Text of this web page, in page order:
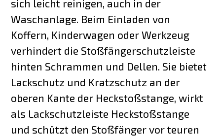
sich leicht reinigen, auch in der
Waschanlage. Beim Einladen von
Koffern, Kinderwagen oder Werkzeug
verhindert die Stoßfängerschutzleiste
hinten Schrammen und Dellen. Sie bietet
Lackschutz und Kratzschutz an der
oberen Kante der Heckstoßstange, wirkt
als Lackschutzleiste Heckstoßstange
und schützt den Stoßfänger vor teuren